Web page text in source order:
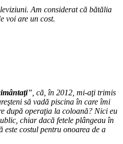
Am considerat că bătălia
voi are un cost.
”, că, în 2012, mi-aţi trimis
să vadă piscina în care îmi
după operaţia la coloană? Nici eu
chiar dacă fetele plângeau în
este costul pentru onoarea de a